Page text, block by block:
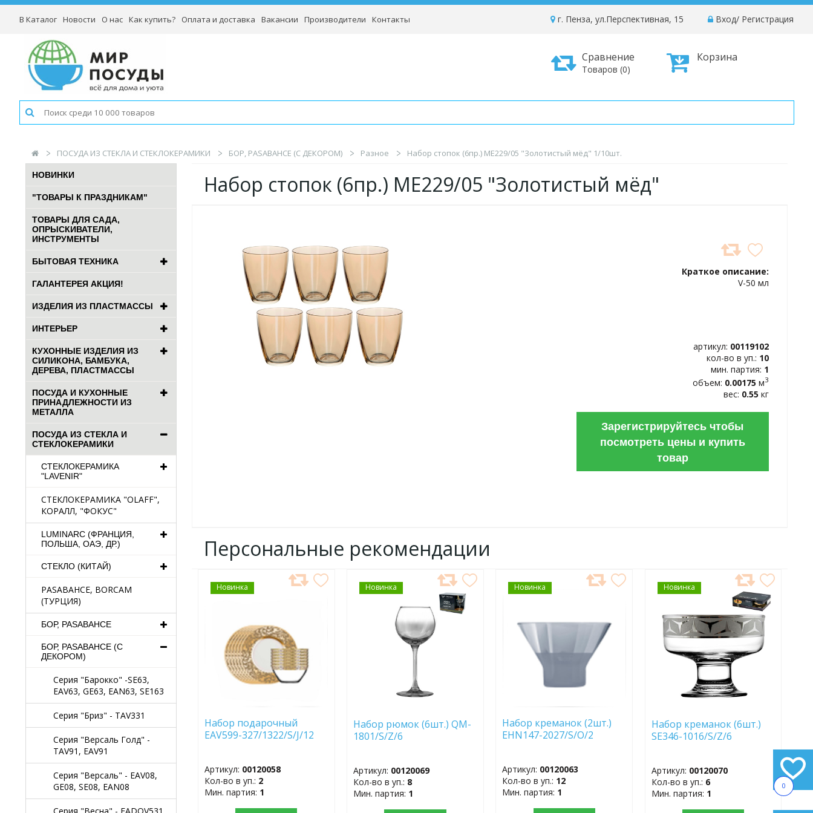
0
В Каталог Новости О нас Как купить? Оплата и доставка Вакансии Производители Контакты Вход/ Регистрация
г. Пенза, ул.Перспективная, 15
Корзина
Сравнение
Товаров (0)
ПОСУДА ИЗ СТЕКЛА И СТЕКЛОКЕРАМИКИ БОР, PASABAHCE (С ДЕКОРОМ) Разное Набор стопок (6пр.) ME229/05 "Золотистый мёд" 1/10шт.
НОВИНКИ
"ТОВАРЫ К ПРАЗДНИКАМ"
ТОВАРЫ ДЛЯ САДА,
ОПРЫСКИВАТЕЛИ,
ИНСТРУМЕНТЫ
БЫТОВАЯ ТЕХНИКА
ГАЛАНТЕРЕЯ АКЦИЯ!
ИЗДЕЛИЯ ИЗ ПЛАСТМАССЫ
ИНТЕРЬЕР
КУХОННЫЕ ИЗДЕЛИЯ ИЗ
СИЛИКОНА, БАМБУКА,
ДЕРЕВА, ПЛАСТМАССЫ
ПОСУДА И КУХОННЫЕ
ПРИНАДЛЕЖНОСТИ ИЗ
МЕТАЛЛА
ПОСУДА ИЗ СТЕКЛА И
СТЕКЛОКЕРАМИКИ
СТЕКЛОКЕРАМИКА
"LAVENIR"
СТЕКЛОКЕРАМИКА "OLAFF",
КОРАЛЛ, "ФОКУС"
LUMINARC (ФРАНЦИЯ,
ПОЛЬША, ОАЭ, ДР.)
СТЕКЛО (КИТАЙ)
PASABAHCE, BORCAM
(ТУРЦИЯ)
БОР, PASABAHCE
БОР, PASABAHCE (С
ДЕКОРОМ)
Серия "Барокко" -SE63,
EAV63, GE63, EAN63, SE163
Серия "Бриз" - TAV331
Серия "Версаль Голд" -
TAV91, EAV91
Серия "Версаль" - EAV08,
GE08, SE08, EAN08
Набор стопок (6пр.) ME229/05 "Золотистый мёд"
Краткое описание:
V-50 мл
артикул: 00119102
кол-во в уп.: 10
мин. партия: 1
объем: 0.00175 м3
вес: 0.55 кг
Зарегистрируйтесь чтобы
посмотреть цены и купить
товар
Персональные рекомендации
Новинка
ДОБАВИТЬ
В
Набор подарочный
EAV599-327/1322/S/J/12
Артикул: 00120058
Кол-во в уп.: 2
Мин. партия: 1
Новинка
ДОБАВИТЬ
В
ИЗБРАННОЕ
Набор рюмок (6шт.) QM-
1801/S/Z/6
Артикул: 00120069
Кол-во в уп.: 8
Мин. партия: 1
Новинка
ДОБАВИТЬ
В
Набор креманок (2шт.)
EHN147-2027/S/O/2
Артикул: 00120063
Кол-во в уп.: 12
Мин. партия: 1
Новинка
ДОБАВИТЬ
В
Набор креманок (6шт.)
SE346-1016/S/Z/6
Артикул: 00120070
Кол-во в уп.: 6
Мин. партия: 1